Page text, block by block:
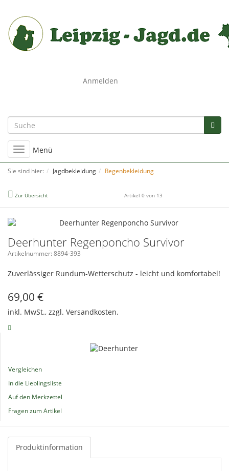
Anmelden
Umschalten
der
Navigation
Menü
Sie sind hier: Jagdbekleidung Regenbekleidung
Zur Übersicht Artikel 0 von 13
Deerhunter Regenponcho Survivor
Artikelnummer: 8894-393
Zuverlässiger Rundum-Wetterschutz - leicht und komfortabel!
69,00 €
inkl. MwSt., zzgl. Versandkosten.
Vergleichen
In die Lieblingsliste
Auf den Merkzettel
Fragen zum Artikel
Produktinformation